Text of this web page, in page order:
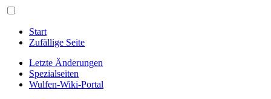
Start
Zufällige Seite
Letzte Änderungen
Spezialseiten
Wulfen-Wiki-Portal